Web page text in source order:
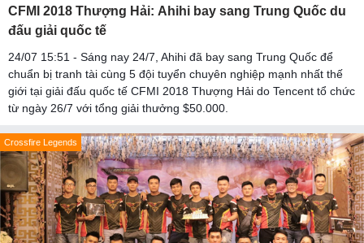
CFMI 2018 Thượng Hải: Ahihi bay sang Trung Quốc du
đấu giải quốc tế
24/07 15:51 - Sáng nay 24/7, Ahihi đã bay sang Trung Quốc để
chuẩn bị tranh tài cùng 5 đội tuyển chuyên nghiệp mạnh nhất thế
giới tại giải đấu quốc tế CFMI 2018 Thượng Hải do Tencent tổ chức
từ ngày 26/7 với tổng giải thưởng $50.000.
Crossfire Legends